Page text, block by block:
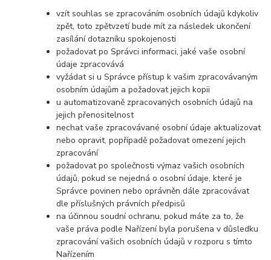
vzít souhlas se zpracováním osobních údajů kdykoliv
zpět, toto zpětvzetí bude mít za následek ukončení
zasílání dotazníku spokojenosti
požadovat po Správci informaci, jaké vaše osobní
údaje zpracovává
vyžádat si u Správce přístup k vašim zpracovávaným
osobním údajům a požadovat jejich kopii
u automatizovaně zpracovaných osobních údajů na
jejich přenositelnost
nechat vaše zpracovávané osobní údaje aktualizovat
nebo opravit, popřípadě požadovat omezení jejich
zpracování
požadovat po společnosti výmaz vašich osobních
údajů, pokud se nejedná o osobní údaje, které je
Správce povinen nebo oprávněn dále zpracovávat
dle příslušných právních předpisů
na účinnou soudní ochranu, pokud máte za to, že
vaše práva podle Nařízení byla porušena v důsledku
zpracování vašich osobních údajů v rozporu s tímto
Nařízením